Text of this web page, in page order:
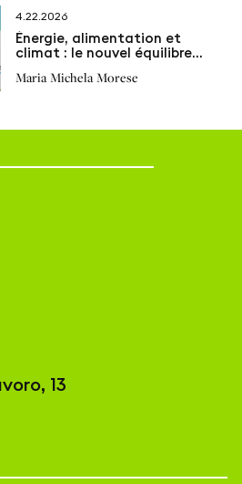
4.22.2026
Énergie, alimentation et
climat : le nouvel équilibre
Maria Michela Morese
13